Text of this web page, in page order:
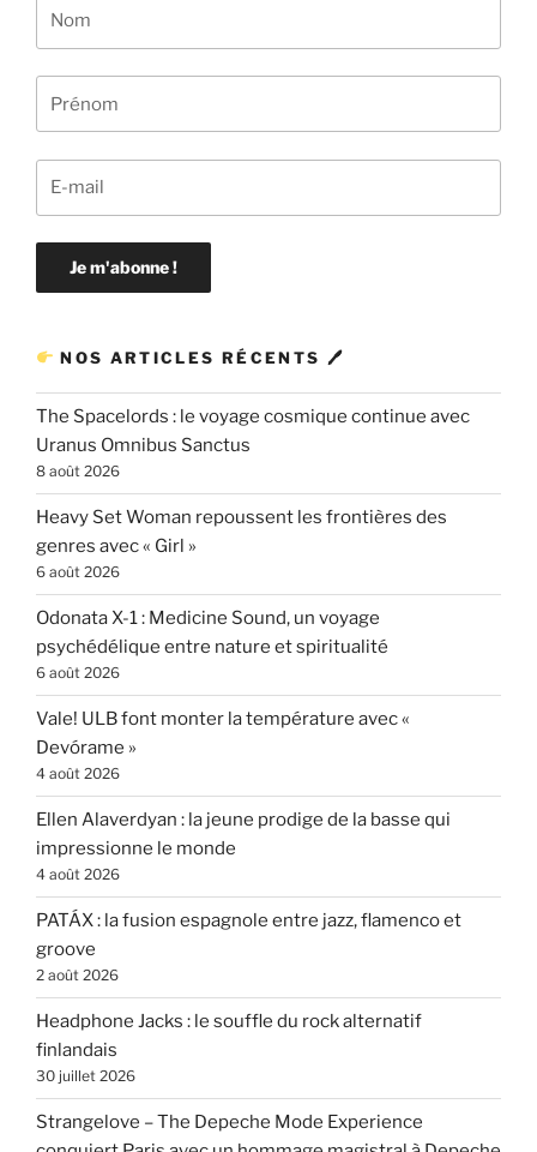
NOS ARTICLES RÉCENTS 🖊
The Spacelords : le voyage cosmique continue avec
Uranus Omnibus Sanctus
8 août 2026
Heavy Set Woman repoussent les frontières des
genres avec « Girl »
6 août 2026
Odonata X-1 : Medicine Sound, un voyage
psychédélique entre nature et spiritualité
6 août 2026
Vale! ULB font monter la température avec «
Devórame »
4 août 2026
Ellen Alaverdyan : la jeune prodige de la basse qui
impressionne le monde
4 août 2026
PATÁX : la fusion espagnole entre jazz, flamenco et
groove
2 août 2026
Headphone Jacks : le souffle du rock alternatif
finlandais
30 juillet 2026
Strangelove – The Depeche Mode Experience